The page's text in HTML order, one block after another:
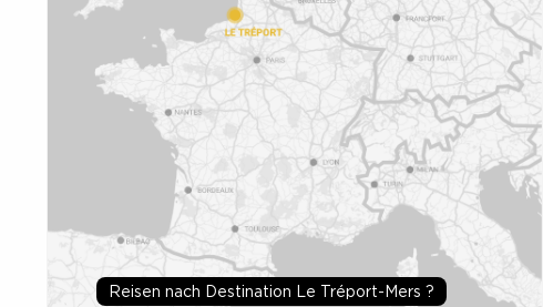
Reisen nach Destination Le Tréport-Mers ?